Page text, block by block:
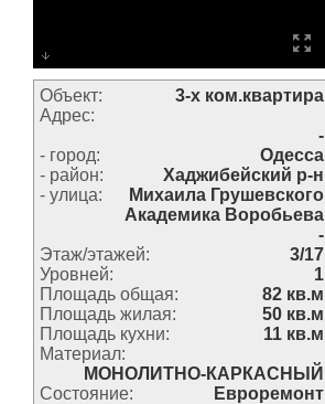
Объект:
3-х ком.квартира
Адрес:
-
- город:
Одесса
- район:
Хаджибейский р-н
- улица:
Михаила Грушевского
Академика Воробьева
-
Этаж/этажей:
3/17
Уровней:
1
Площадь общая:
82 кв.м
Площадь жилая:
50 кв.м
Площадь кухни:
11 кв.м
Материал:
МОНОЛИТНО-КАРКАСНЫЙ
Состояние:
Евроремонт